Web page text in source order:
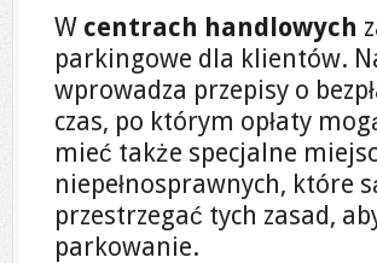
W centrach handlowych
parkingowe dla klientów.
wprowadza przepisy o
czas, po którym opłaty
mieć także specjalne
niepełnosprawnych, które
przestrzegać tych zasad,
parkowanie.